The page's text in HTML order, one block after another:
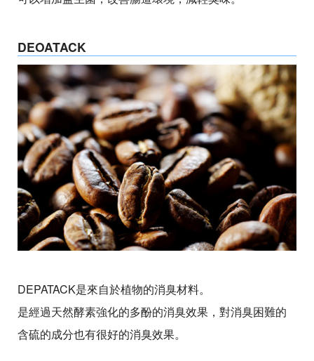
DEOATACK
DEPATACK是來自於植物的消臭材料。
是經過天然酵素強化的多酚的消臭效果，對消臭困難的
含硫的成分也有很好的消臭效果。